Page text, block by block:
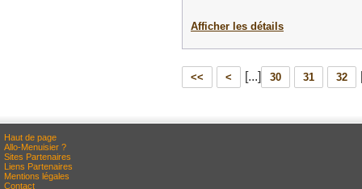
Afficher les détails
<< < [...] 30 31 32
Haut de page
Allo-Menuisier ?
Sites Partenaires
Liens Partenaires
Mentions légales
Contact